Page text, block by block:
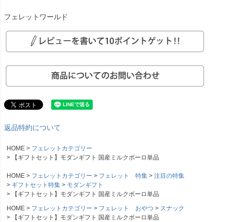
フェレットワールド
返品特約について
HOME
フェレットカテゴリー
【ギフトセット】モダンギフト 国産ミルクボーロ単品
HOME フェレットカテゴリー フェレット 特集
注目の特集
ギフトセット特集
モダンギフト
【ギフトセット】モダンギフト 国産ミルクボーロ単品
HOME
フェレットカテゴリー フェレット おやつ
スナック
【ギフトセット】モダンギフト 国産ミルクボーロ単品